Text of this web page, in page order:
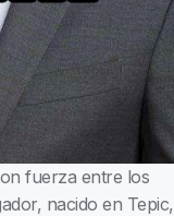
fuerza entre los
nacido en Tepic,